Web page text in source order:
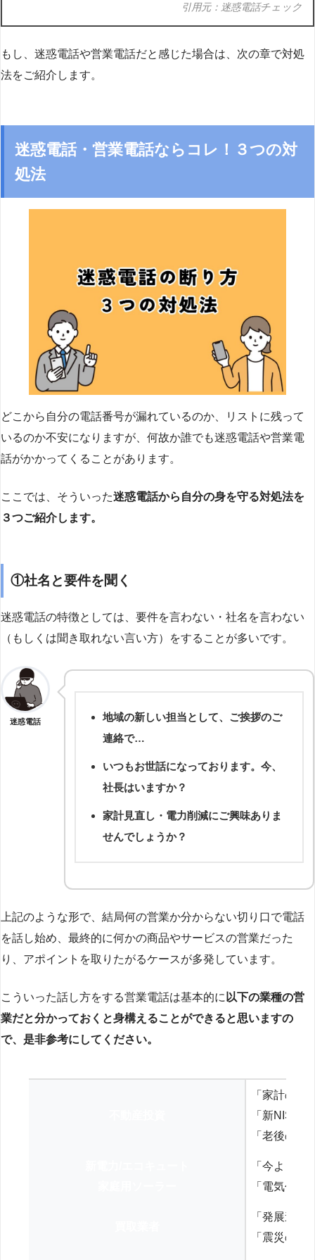
引用元：迷惑電話チェック
もし、迷惑電話や営業電話だと感じた場合は、次の章で対処
法をご紹介します。
迷惑電話・営業電話ならコレ！３つの対
処法
どこから自分の電話番号が漏れているのか、リストに残って
いるのか不安になりますが、何故か誰でも迷惑電話や営業電
話がかかってくることがあります。
ここでは、そういった迷惑電話から自分の身を守る対処法を
３つご紹介します。
①社名と要件を聞く
迷惑電話の特徴としては、要件を言わない・社名を言わない
（もしくは聞き取れない言い方）をすることが多いです。
迷惑電話
地域の新しい担当として、ご挨拶のご
連絡で…
いつもお世話になっております。今、
社長はいますか？
家計見直し・電力削減にご興味ありま
せんでしょうか？
上記のような形で、結局何の営業か分からない切り口で電話
を話し始め、最終的に何かの商品やサービスの営業だった
り、アポイントを取りたがるケースが多発しています。
こういった話し方をする営業電話は基本的に 以下の業種の営
業だと分かっておくと身構えることができると思いますの
で、是非参考にしてください。
「家計の見
「新NISA
「老後の
「今より
「電気代を
「発展途
「震災の